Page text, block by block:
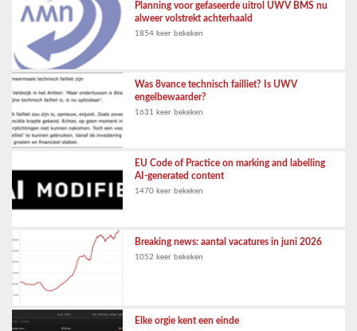
Planning voor gefaseerde uitrol UWV BMS nu
alweer volstrekt achterhaald
1854 keer bekeken
Was 8vance technisch failliet? Is UWV
engelbewaarder?
1631 keer bekeken
EU Code of Practice on marking and labelling
AI-generated content
1470 keer bekeken
Breaking news: aantal vacatures in juni 2026
1052 keer bekeken
Elke orgie kent een einde